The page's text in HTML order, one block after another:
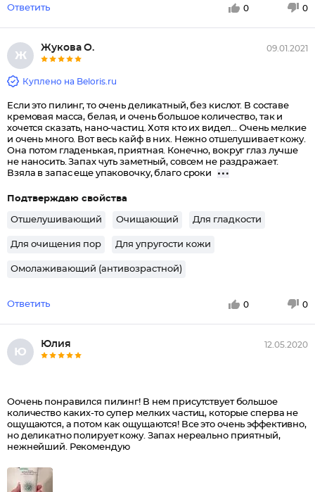
Ответить 0 0
Ж
Жукова О. 09.01.2021
Куплено на Beloris.ru
Если это пилинг, то очень деликатный, без кислот. В составе
кремовая масса, белая, и очень большое количество, так и
хочется сказать, нано-частиц. Хотя кто их видел... Очень мелкие
и очень много. Вот весь кайф в них. Нежно отшелушивает кожу.
Она потом гладенькая, приятная. Конечно, вокруг глаз лучше
не наносить. Запах чуть заметный, совсем не раздражает.
Взяла в запас еще упаковочку, благо сроки
Подтверждаю свойства
Отшелушивающий Очищающий Для гладкости
Для очищения пор Для упругости кожи
Омолаживающий (антивозрастной)
Ответить 0 0
Ю
Юлия 12.05.2020
Оочень понравился пилинг! В нем присутствует большое
количество каких-то супер мелких частиц, которые сперва не
ощущаются, а потом как ощущаются! Все это очень эффективно,
но деликатно полирует кожу. Запах нереально приятный,
нежнейший. Рекомендую